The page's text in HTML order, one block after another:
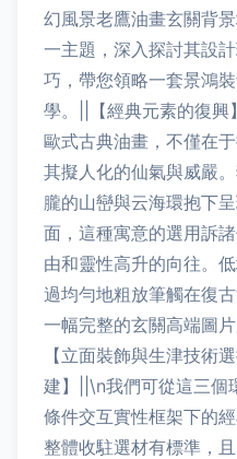
幻風景老鷹油畫玄關背
一主題，深入探討其設
巧，帶您領略一套景鴻
學。||【經典元素的復
歐式古典油畫，不僅在
其擬人化的仙氣與威嚴
朧的山巒與云海環抱下
面，這種寓意的選用訴
由和靈性高升的向往。
過均勻地粗放筆觸在復
一幅完整的玄關高端圖
【立面裝飾與生津技術
建】||\n我們可從這三個
條件交互實性框架下的
整體收駐選材有標準，